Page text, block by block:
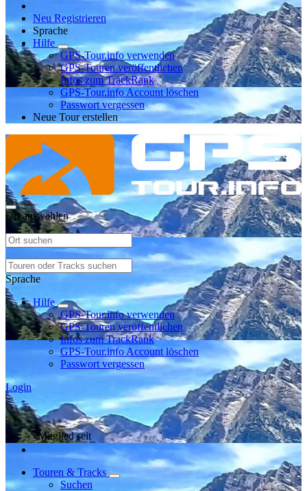
Neu Registrieren
Sprache
Hilfe
GPS-Tour.info verwenden
GPS-Touren veröffentlichen
Infos zum TrackRank
GPS-Tour.info Account löschen
Passwort vergessen
Neue Tour erstellen
Ort auswählen
Sprache
Hilfe
GPS-Tour.info verwenden
GPS-Touren veröffentlichen
Infos zum TrackRank
GPS-Tour.info Account löschen
Passwort vergessen
Login
Mitglied seit
Touren & Tracks
Suchen